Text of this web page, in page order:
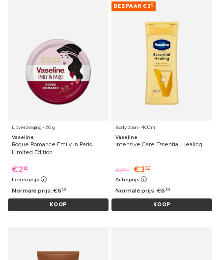
Lipverzorging ⋅ 20 g
Vaseline
Rogue Romance Emily In Paris
Limited Edition
€2 99
Ledenprijs
Normale prijs:€6 59
KOOP
BESPAAR €312
Bodylotion ⋅ 400 ml
Vaseline
Intensive Care Essential Healing
€3 89 €3 77
Actieprijs
Normale prijs:€6 89
KOOP